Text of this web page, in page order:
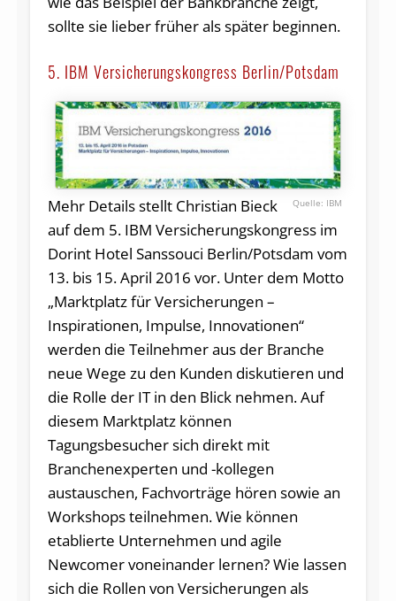
sollte sie lieber früher als später beginnen.
5. IBM Versicherungskongress Berlin/Potsdam
IBM
Mehr Details stellt Christian Bieck
auf dem 5. IBM Versicherungskongress im
Dorint Hotel Sanssouci Berlin/Potsdam vom
13. bis 15. April 2016 vor. Unter dem Motto
„Marktplatz für Versicherungen –
Inspirationen, Impulse, Innovationen“
werden die Teilnehmer aus der Branche
neue Wege zu den Kunden diskutieren und
die Rolle der IT in den Blick nehmen. Auf
diesem Marktplatz können
Tagungsbesucher sich direkt mit
Branchenexperten und -kollegen
austauschen, Fachvorträge hören sowie an
Workshops teilnehmen. Wie können
etablierte Unternehmen und agile
Newcomer voneinander lernen? Wie lassen
sich die Rollen von Versicherungen als